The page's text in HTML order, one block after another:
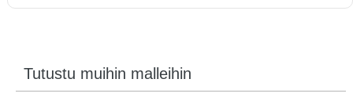
Tutustu muihin malleihin